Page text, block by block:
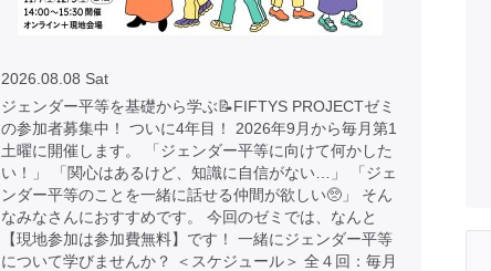
2026.08.08 Sat
ジェンダー平等を基礎から学ぶ📝FIFTYS PROJECTゼミ
の参加者募集中！ ついに4年目！ 2026年9月から毎月第1
土曜に開催します。 「ジェンダー平等に向けて何かした
い！」 「関心はあるけど、知識に自信がない…」 「ジェ
ンダー平等のことを一緒に話せる仲間が欲しい🥺」 そん
なみなさんにおすすめです。 今回のゼミでは、なんと
【現地参加は参加費無料】です！ 一緒にジェンダー平等
について学びませんか？ ＜スケジュール＞ 全４回：毎月